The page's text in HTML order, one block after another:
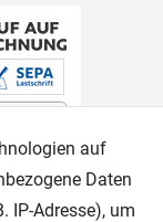
auf
Daten
IP-Adresse), um